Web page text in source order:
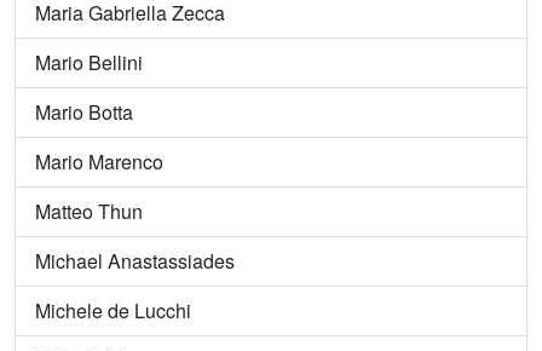
Maria Gabriella Zecca
Mario Bellini
Mario Botta
Mario Marenco
Matteo Thun
Michael Anastassiades
Michele de Lucchi